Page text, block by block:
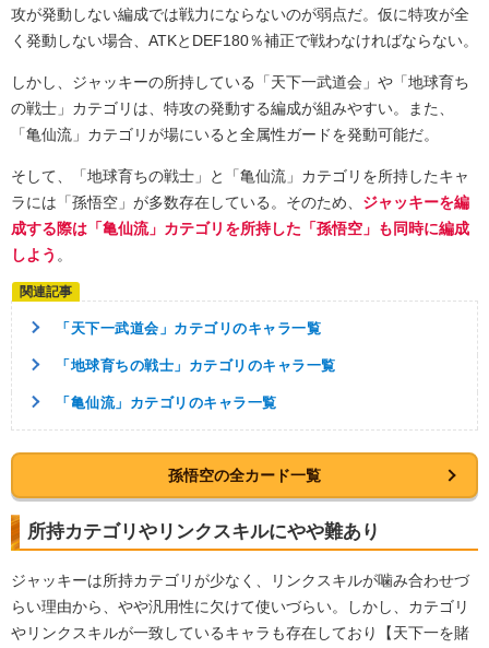
攻が発動しない編成では戦力にならないのが弱点だ。仮に特攻が全
く発動しない場合、ATKとDEF180％補正で戦わなければならない。
しかし、ジャッキーの所持している「天下一武道会」や「地球育ち
の戦士」カテゴリは、特攻の発動する編成が組みやすい。また、
「亀仙流」カテゴリが場にいると全属性ガードを発動可能だ。
そして、「地球育ちの戦士」と「亀仙流」カテゴリを所持したキャ
ラには「孫悟空」が多数存在している。そのため、 ジャッキーを編
成する際は「亀仙流」カテゴリを所持した「孫悟空」も同時に編成
しよう 。
「天下一武道会」カテゴリのキャラ一覧
「地球育ちの戦士」カテゴリのキャラ一覧
「亀仙流」カテゴリのキャラ一覧
孫悟空の全カード一覧
所持カテゴリやリンクスキルにやや難あり
ジャッキーは所持カテゴリが少なく、リンクスキルが噛み合わせづ
らい理由から、やや汎用性に欠けて使いづらい。しかし、カテゴリ
やリンクスキルが一致しているキャラも存在しており【天下一を賭